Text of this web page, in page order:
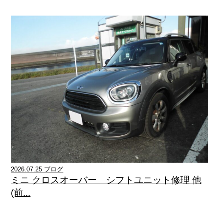
2026.07.25 ブログ
ミニ クロスオーバー シフトユニット修理 他
(前...